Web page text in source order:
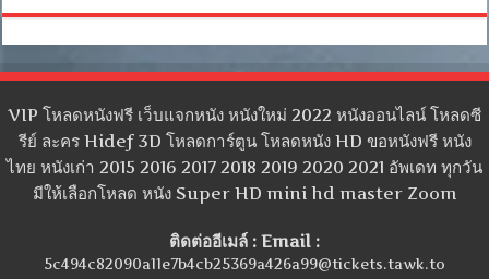
VIP โหลดหนังฟรี เว็บแจกหนัง หนังใหม่ 2022 หนังออนไลน์ โหลดซี
รีย์ ละคร Hidef 3D โหลดการ์ตูน โหลดหนัง HD ขอหนังฟรี หนัง
ไทย หนังเก่า 2015 2016 2017 2018 2019 2020 2021 อัพเดท ทุกวัน
มีให้เลือกโหลด หนัง Super HD mini hd master Zoom
ติดต่ออีเมล์ : Email :
5c494c82090a11e7b4cb25369a426a99@tickets.tawk.to